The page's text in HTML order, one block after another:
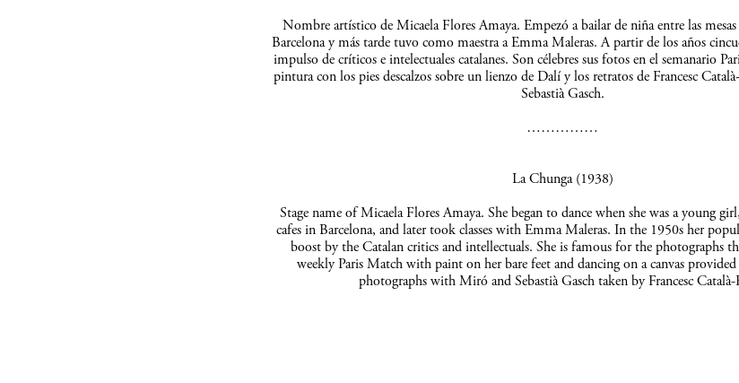
Nombre artístico de Micaela Flores Amaya. Empezó a bailar de niña entre las mesas
Barcelona y más tarde tuvo como maestra a Emma Maleras. A partir de los años
impulso de críticos e intelectuales catalanes. Son célebres sus fotos en el semanario
pintura con los pies descalzos sobre un lienzo de Dalí y los retratos de Francesc
Sebastià Gasch.
……………
La Chunga (1938)
Stage name of Micaela Flores Amaya. She began to dance when she was a young
cafes in Barcelona, and later took classes with Emma Maleras. In the 1950s her
boost by the Catalan critics and intellectuals. She is famous for the photographs
weekly Paris Match with paint on her bare feet and dancing on a canvas
photographs with Miró and Sebastià Gasch taken by Francesc Català-